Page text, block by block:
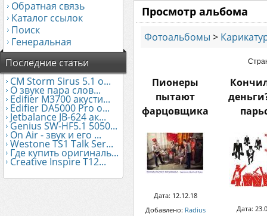
Обратная связь
Каталог ссылок
Поиск
Генеральная
Последние статьи
CM Storm Sirus 5.1 о...
О звуке пара слов...
Edifier М3700 акусти...
Edifier DA5000 Pro о...
Jetbalance JB-624 ак...
Genius SW-HF5.1 5050...
On Air - звук и его ...
Westone TS1 Talk Ser...
Где купить оригиналь...
Creative Inspire T12...
Просмотр альбома
Фотоальбомы >
Пионеры
пытают
фарцовщика
Дата: 12.12.18
Добавлено: Radius
Дата: